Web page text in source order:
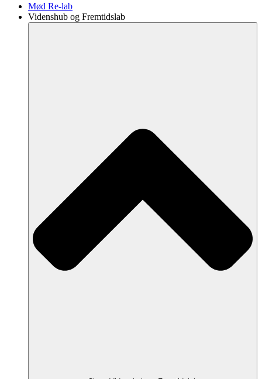
Mød Re-lab
Videnshub og Fremtidslab